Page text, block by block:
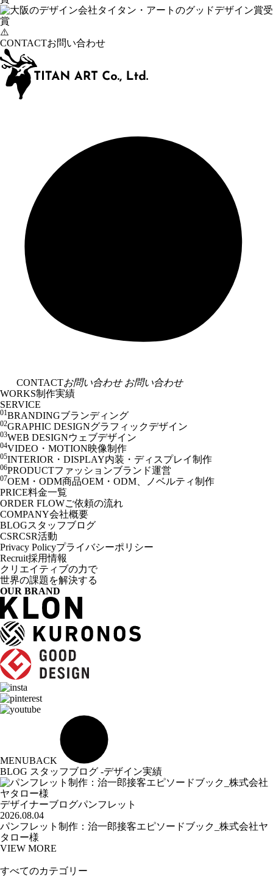
CONTACTお問い合わせ
CONTACTお問い合わせ お問い合わせ
WORKS制作実績
SERVICE
01BRANDINGブランディング
02GRAPHIC DESIGNグラフィックデザイン
03WEB DESIGNウェブデザイン
04VIDEO・MOTION映像制作
05INTERIOR・DISPLAY内装・ディスプレイ制作
06PRODUCTファッションブランド運営
07OEM・ODM商品OEM・ODM、ノベルティ制作
PRICE料金一覧
ORDER FLOWご依頼の流れ
COMPANY会社概要
BLOGスタッフブログ
CSRCSR活動
Privacy Policyプライバシーポリシー
Recruit採用情報
クリエイティブの力で
世界の課題を解決する
OUR BRAND
MENUBACK
BLOG スタッフブログ -デザイン実績
デザイナーブログパンフレット
2026.08.04
パンフレット制作：治一郎接客エピソードブック_株式会社ヤ
タロー様
VIEW MORE